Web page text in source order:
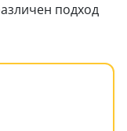
подход